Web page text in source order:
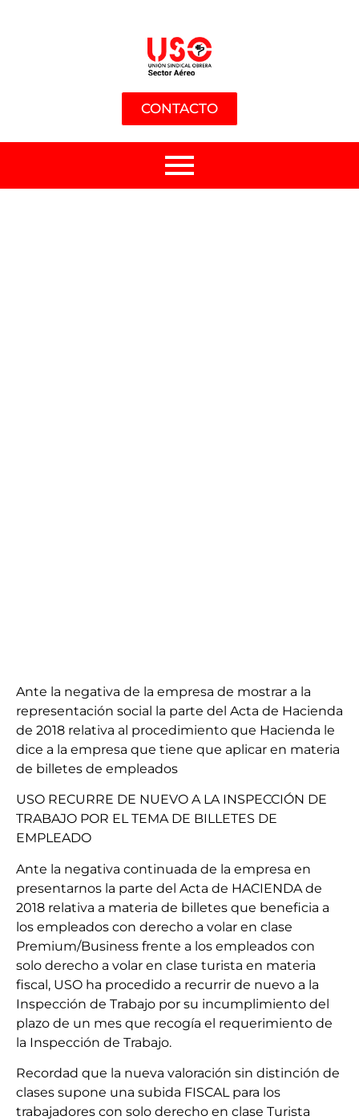
CONTACTO
Ante la negativa de la empresa de mostrar a la
representación social la parte del Acta de Hacienda
de 2018 relativa al procedimiento que Hacienda le
dice a la empresa que tiene que aplicar en materia
de billetes de empleados
USO RECURRE DE NUEVO A LA INSPECCIÓN DE
TRABAJO POR EL TEMA DE BILLETES DE
EMPLEADO
Ante la negativa continuada de la empresa en
presentarnos la parte del Acta de HACIENDA de
2018 relativa a materia de billetes que beneficia a
los empleados con derecho a volar en clase
Premium/Business frente a los empleados con
solo derecho a volar en clase turista en materia
fiscal, USO ha procedido a recurrir de nuevo a la
Inspección de Trabajo por su incumplimiento del
plazo de un mes que recogía el requerimiento de
la Inspección de Trabajo.
Recordad que la nueva valoración sin distinción de
clases supone una subida FISCAL para los
trabajadores con solo derecho en clase Turista